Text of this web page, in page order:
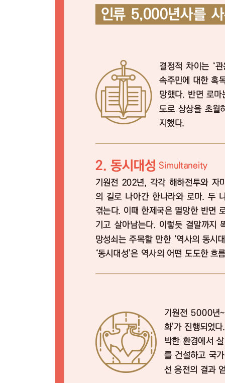
유럽인의 대이동으로 이어진 아메리카 대륙 탐험
인위적인 민족이동을 유발한 노예제도
이슬람인이 유럽을 점령할지 모른다는 공포에 빠
‘관용의 끝판왕’ 로마제국이 기독교를 탄압한 진짜
오늘날의 민족 문제를 이해하려면 ‘종교’와 ‘지정학
05 ‘유일신교(Monotheism)’는 왜 항상 분쟁의 씨
‘신의 목소리’를 직접 듣던 3,000년 전 사람들
‘신의 목소리’를 대신 전하는 도구 점성술
인간이 ‘신의 목소리’를 듣는 것이 과학적으로 가능
오디세우스가 ‘최초의 근대인’인 까닭
고대 인류는 왜 ‘유일신’을 필요로 했을까
고대 그리스를 ‘구 근대’, 로마제국을 ‘구 현대’로 보
고대 이집트에서 ‘일신교’는 어떻게 탄생했나
유대교는 왜 전 세계로 널리 퍼져나가지 못했을까
06 ‘개방성(Openness)’이 국가와 시대의 운명을
- 왜 아테네나 스파르타가 아닌 로마가 강국이 되었
플라톤은 ‘독재정’, 아리스토텔레스는 ‘귀족정’을